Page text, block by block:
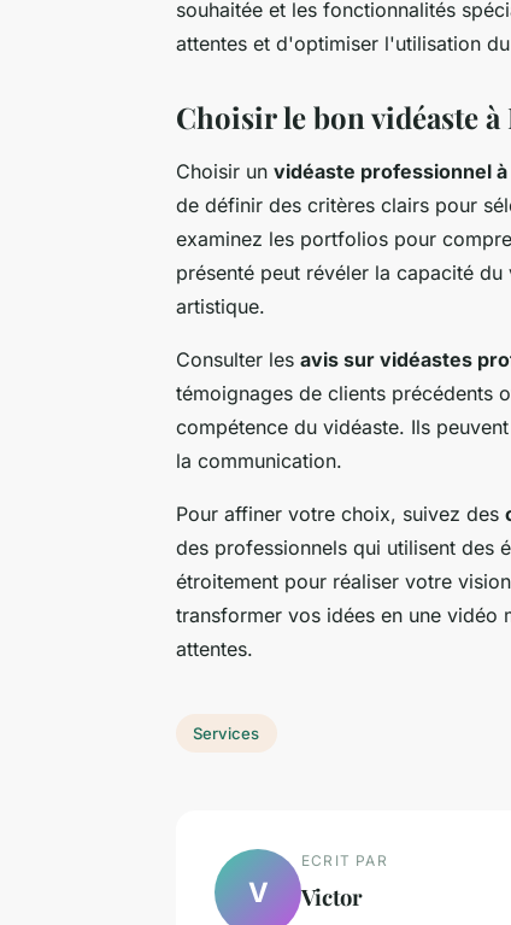
souhaitée et les fonctionnalités
attentes et d'optimiser l'utilisation
Choisir le bon vidéaste à
Choisir un vidéaste professionnel à
de définir des critères clairs pour
examinez les portfolios pour
présenté peut révéler la capacité
artistique.
Consulter les avis sur vidéastes
témoignages de clients précédents
compétence du vidéaste. Ils
la communication.
Pour affiner votre choix, suivez des
des professionnels qui utilisent des
étroitement pour réaliser votre
transformer vos idées en une vidéo
attentes.
Services
V
ECRIT PAR
Victor